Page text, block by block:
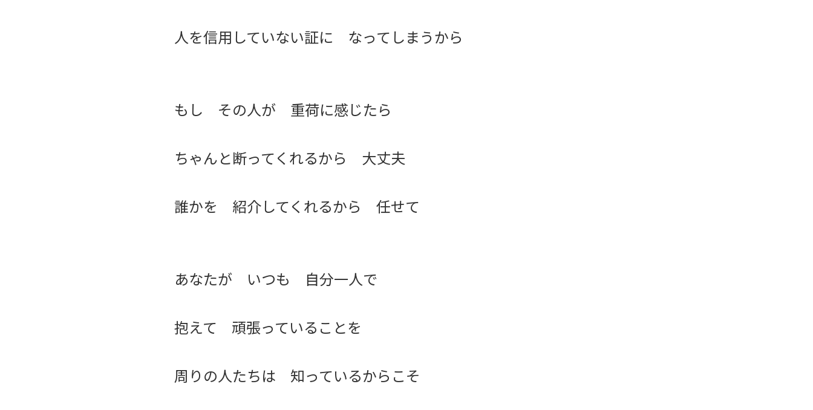
人を信用していない証に なってしまうから
もし その人が 重荷に感じたら
ちゃんと断ってくれるから 大丈夫
誰かを 紹介してくれるから 任せて
あなたが いつも 自分一人で
抱えて 頑張っていることを
周りの人たちは 知っているからこそ